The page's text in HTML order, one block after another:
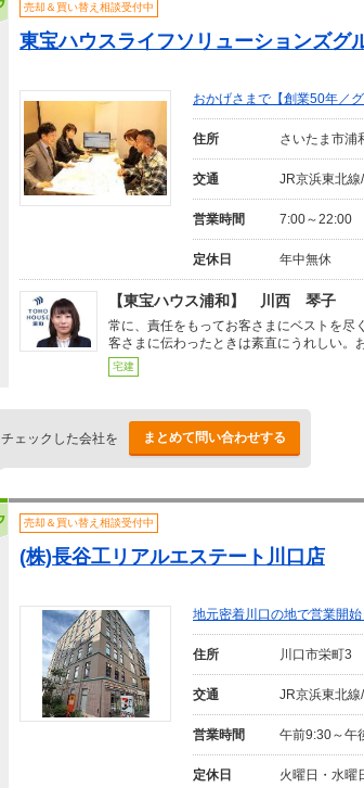
売却＆買い替え相談受付中
東宝ハウスライフソリューションズグ
おかげさまで【創業50年／
住所 さいたま市浦
交通 JR京浜東北
営業時間 7:00～22:00
定休日 年中無休
【東宝ハウス浦和】 川西 琴子
常に、責任をもってお客さまにベストを尽
客さまに伝わったときは素直にうれしい。
宅建
チェックした会社を まとめて問い合わせする
売却＆買い替え相談受付中
(株)長谷工リアルエステート川口店
地元密着川口の地で営業開
住所 川口市栄町3
交通 JR京浜東北
営業時間 午前9:30～午
定休日 火曜日・水曜